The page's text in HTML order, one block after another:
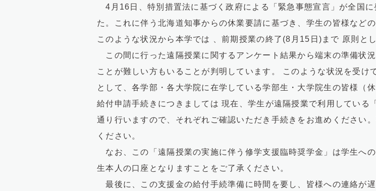
4月16日、特別措置法に基づく政府による「緊急事態宣言」が全国
た。これに伴う北海道知事からの休業要請に基づき、学生の皆様など
このような状況から本学では 、前期授業の終了(8月15日)まで 原則と
この間に行った遠隔授業に関するアンケート結果から端末の準備状
ことが難しい方もいることが判明しています。 このような状況を受
として、各学部・各大学院に在学している学部生・大学院生の皆様（
給付申請手続きにつきましては 現在、学生が遠隔授業で利用してい
通り行いますので、それぞれご確認いただき手続きをお進めください
ください。
なお、この「遠隔授業の実施に伴う修学支援臨時奨学金」は学生へ
生本人の口座となりますことをご了承ください。
最後に、この支援金の給付手続準備に時間を要し、皆様への連絡が